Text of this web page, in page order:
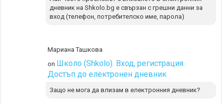
дневник на Shkolo.bg е свързан с грешни данни за
вход (телефон, потребителско име, парола)
Мариана Ташкова
on Школо (Shkolo). Вход, регистрация.
Достъп до електронен дневник
Защо не мога да влизам в електронния дневник?